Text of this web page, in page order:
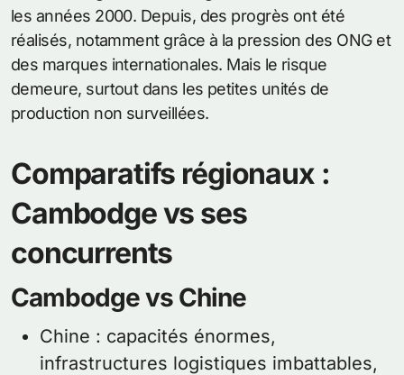
les années 2000. Depuis, des progrès ont été
réalisés, notamment grâce à la pression des ONG et
des marques internationales. Mais le risque
demeure, surtout dans les petites unités de
production non surveillées.
Comparatifs régionaux :
Cambodge vs ses
concurrents
Cambodge vs Chine
Chine : capacités énormes,
infrastructures logistiques imbattables,